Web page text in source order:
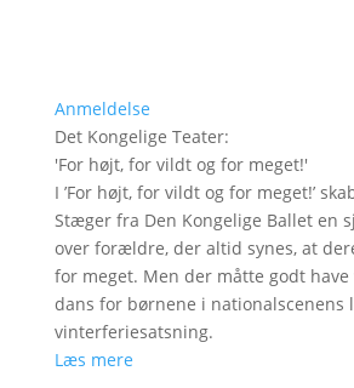
Anmeldelse
Det Kongelige Teater:
'For højt, for vildt og for meget!'
I ’For højt, for vildt og for meget!’
Stæger fra Den Kongelige Ballet en
over forældre, der altid synes, at
for meget. Men der måtte godt
dans for børnene i nationalscenens
vinterferiesatsning.
Læs mere